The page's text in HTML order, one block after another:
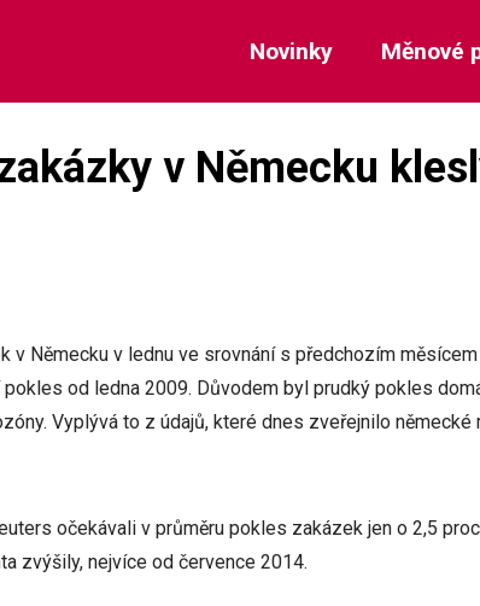
Novinky Měnové
v Německu
v Německu v lednu ve srovnání s předchozím
od ledna 2009. Důvodem byl prudký pokles
Vyplývá to z údajů, které dnes zveřejnilo
očekávali v průměru pokles zakázek jen o 2,5
zvýšily, nejvíce od července 2014.